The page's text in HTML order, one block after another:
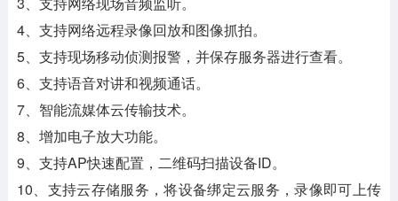
4、支持网络远程录像回放和图像抓拍。
5、支持现场移动侦测报警，并保存服务器进行查看。
6、支持语音对讲和视频通话。
7、智能流媒体云传输技术。
8、增加电子放大功能。
9、支持AP快速配置，二维码扫描设备ID。
10、支持云存储服务，将设备绑定云服务，录像即可上传